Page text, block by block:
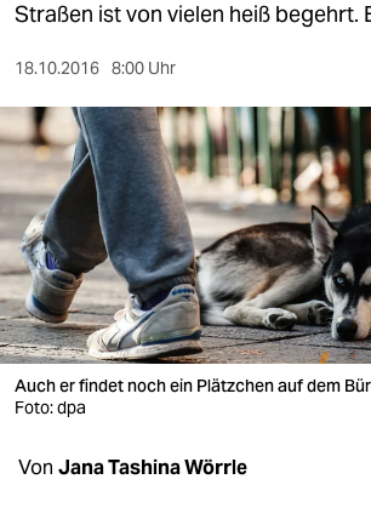
sport
berlin
nord
wahrheit
verlag
verlag
veranstaltungen
Straßen ist von vielen heiß begehrt.
18.10.2016 8:00 Uhr
Auch er findet noch ein Plätzchen auf dem
Foto: dpa
Von Jana Tashina Wörrle